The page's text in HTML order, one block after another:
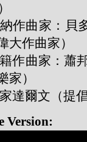
作曲家：貝
大作曲家）
作曲家：蕭
家）
達爾文（提
Version: